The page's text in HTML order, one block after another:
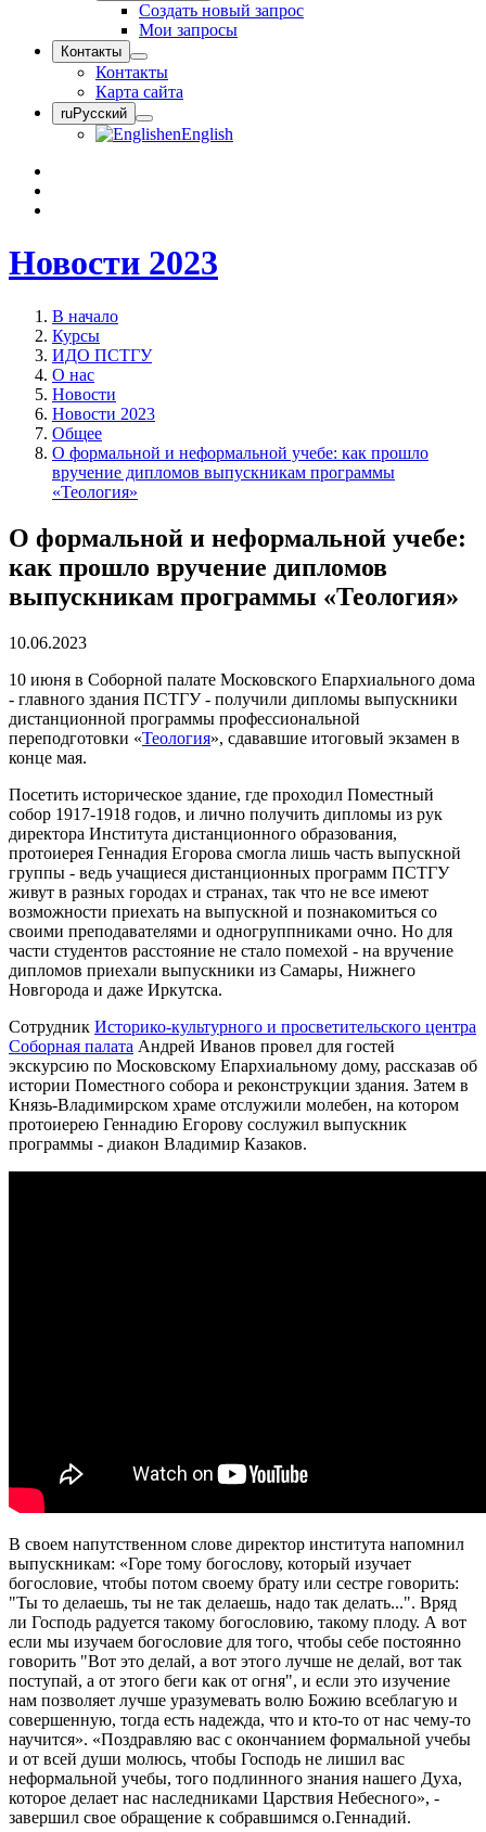
Создать новый запрос
Мои запросы
Контакты
Контакты
Карта сайта
ruРусский
enEnglish
Новости 2023
В начало
Курсы
ИДО ПСТГУ
О нас
Новости
Новости 2023
Общее
О формальной и неформальной учебе: как прошло
вручение дипломов выпускникам программы
«Теология»
О формальной и неформальной учебе:
как прошло вручение дипломов
выпускникам программы «Теология»
10.06.2023
10 июня в Соборной палате Московского Епархиального дома
- главного здания ПСТГУ - получили дипломы выпускники
дистанционной программы профессиональной
переподготовки «Теология», сдававшие итоговый экзамен в
конце мая.
Посетить историческое здание, где проходил Поместный
собор 1917-1918 годов, и лично получить дипломы из рук
директора Института дистанционного образования,
протоиерея Геннадия Егорова смогла лишь часть выпускной
группы - ведь учащиеся дистанционных программ ПСТГУ
живут в разных городах и странах, так что не все имеют
возможности приехать на выпускной и познакомиться со
своими преподавателями и одногруппниками очно. Но для
части студентов расстояние не стало помехой - на вручение
дипломов приехали выпускники из Самары, Нижнего
Новгорода и даже Иркутска.
Сотрудник Историко-культурного и просветительского центра
Соборная палата Андрей Иванов провел для гостей
экскурсию по Московскому Епархиальному дому, рассказав об
истории Поместного собора и реконструкции здания. Затем в
Князь-Владимирском храме отслужили молебен, на котором
протоиерею Геннадию Егорову сослужил выпускник
программы - диакон Владимир Казаков.
В своем напутственном слове директор института напомнил
выпускникам: «Горе тому богослову, который изучает
богословие, чтобы потом своему брату или сестре говорить:
"Ты то делаешь, ты не так делаешь, надо так делать...". Вряд
ли Господь радуется такому богословию, такому плоду. А вот
если мы изучаем богословие для того, чтобы себе постоянно
говорить "Вот это делай, а вот этого лучше не делай, вот так
поступай, а от этого беги как от огня", и если это изучение
нам позволяет лучше уразумевать волю Божию всеблагую и
совершенную, тогда есть надежда, что и кто-то от нас чему-то
научится». «Поздравляю вас с окончанием формальной учебы
и от всей души молюсь, чтобы Господь не лишил вас
неформальной учебы, того подлинного знания нашего Духа,
которое делает нас наследниками Царствия Небесного», -
завершил свое обращение к собравшимся о.Геннадий.